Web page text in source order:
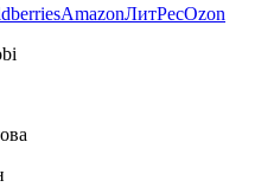
AmazonЛитРесOzon